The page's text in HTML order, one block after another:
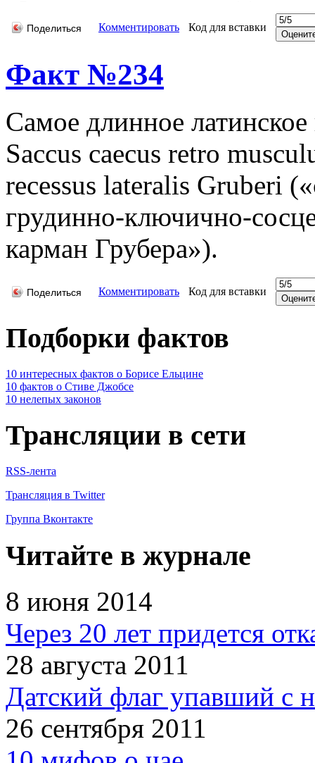
Поделиться Комментировать Код для вставки
Факт №234
Самое длинное латинское
Saccus caecus retro
recessus lateralis Gruberi
грудинно-ключично-
карман Грубера»).
Поделиться Комментировать Код для вставки
Подборки фактов
10 интересных фактов о Борисе Ельцине
10 фактов о Стиве Джобсе
10 нелепых законов
Трансляции в сети
RSS-лента
Трансляция в Twitter
Группа Вконтакте
Читайте в журнале
8 июня 2014
Через 20 лет придется
28 августа 2011
Датский флаг упавший с
26 сентября 2011